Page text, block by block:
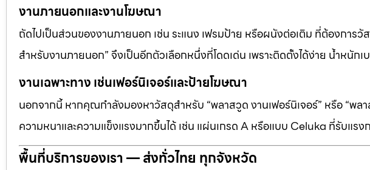
งานภายนอกและงานโฆษณา
ถัดไปเป็นส่วนของงานภายนอก เช่น ระแนง เฟรมป้าย หรือผนังต่อเติม ที่ต้องกา
สำหรับงานภายนอก” จึงเป็นอีกตัวเลือกหนึ่งที่โดดเด่น เพราะติดตั้งได้ง่าย น้ำหนักเ
งานเฉพาะทาง เช่นเฟอร์นิเจอร์และป้ายโฆษณา
นอกจากนี้ หากคุณกำลังมองหาวัสดุสำหรับ “พลาสวูด งานเฟอร์นิเจอร์” หรือ “พล
ความหนาและความแข็งแรงมากขึ้นได้ เช่น แผ่นเกรด A หรือแบบ Celuka ที่รับแรง
พื้นที่บริการของเรา — ส่งทั่วไทย ทุกจังหวัด